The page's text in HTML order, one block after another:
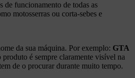
de funcionamento de todas as
motosserras ou corta-sebes e
da sua máquina. Por exemplo: GTA
produto é sempre claramente visível na
de o procurar durante muito tempo.